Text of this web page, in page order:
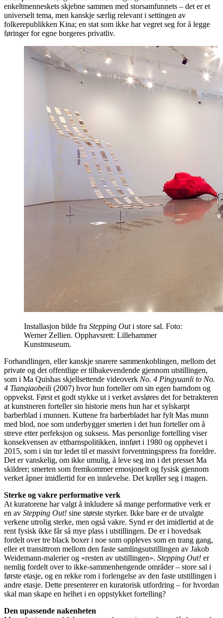
enkeltmenneskets skjebne sammen med storsamfunnets – det er et
universelt tema, men kanskje særlig relevant i settingen av
folkerepublikken Kina; en stat som ikke har vegret seg for å legge
føringer for egne borgeres privatliv.
Installasjon bilde fra Stepping Outi store sal. Foto:
Werner Zellien. Opphavsrett: Lillehammer
Kunstmuseum.
Forhandlingen, eller kanskje snarere sammenkoblingen, mellom det
private og det offentlige er tilbakevendende gjennom utstillingen,
som i Ma Quishas skjellsettende videoverk No. 4 Pingyuanli to No.
4 Tianqiaobeili (2007) hvor hun forteller om sin egen barndom og
oppvekst. Først et godt stykke ut i verket avsløres det for betrakteren
at kunstneren forteller sin historie mens hun har et sylskarpt
barberblad i munnen. Kuttene fra barberbladet har fylt Mas munn
med blod, noe som underbygger smerten i det hun forteller om å
streve etter perfeksjon og suksess. Mas personlige fortelling viser
konsekvensen av ettbarnspolitikken, innført i 1980 og opphevet i
2015, som i sin tur ledet til et massivt forventningspress fra foreldre.
Det er vanskelig, om ikke umulig, å leve seg inn i det presset Ma
skildrer; smerten som fremkommer emosjonelt og fysisk gjennom
verket åpner imidlertid for en innlevelse. Det krøller seg i magen.
Sterke og vakre performative verk
At kuratorene har valgt å inkludere så mange performative verk er
en av Stepping Out! sine største styrker. Ikke bare er de utvalgte
verkene utrolig sterke, men også vakre. Synd er det imidlertid at de
rent fysisk ikke får så mye plass i utstillingen. De er i hovedsak
fordelt over tre black boxer i noe som oppleves som en trang gang,
eller et transittrom mellom den faste samlingsutstillingen av Jakob
Weidemann-malerier og «resten av utstillingen». Stepping Out! er
nemlig fordelt over to ikke-sammenhengende områder – store sal i
første etasje, og en rekke rom i forlengelse av den faste utstillingen i
andre etasje. Dette presenterer en kuratorisk utfordring ­­– for hvordan
skal man skape en helhet i en oppstykket fortelling?
Den upassende nakenheten